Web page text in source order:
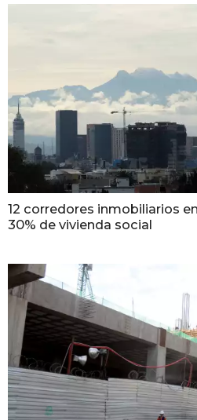
12 corredores inmobiliarios
30% de vivienda social